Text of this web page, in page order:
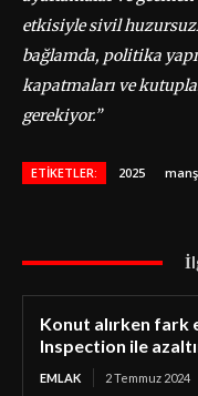
etkisiyle sivil
bağlamda, politika
kapatmaları ve
gerekiyor.”
ETIKETLER: 2025
Konut alırken fark
Inspection ile
EMLAK 2 Temmuz 2024